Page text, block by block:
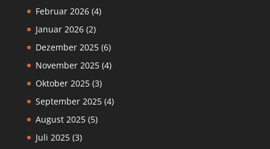
Februar 2026(4)
Januar 2026(2)
Dezember 2025(6)
November 2025(4)
Oktober 2025(3)
September 2025(4)
August 2025(5)
Juli 2025(3)